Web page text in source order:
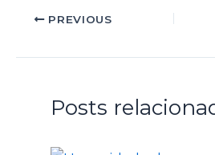
PREVIOUS
Posts